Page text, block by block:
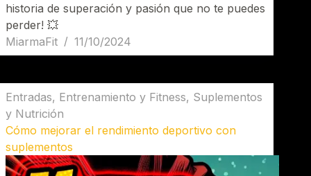
historia de superación y pasión que no te puedes
perder! 💥
MiarmaFit
11/10/2024
Entradas, Entrenamiento y Fitness, Suplementos
y Nutrición
Cómo mejorar el rendimiento deportivo con
suplementos